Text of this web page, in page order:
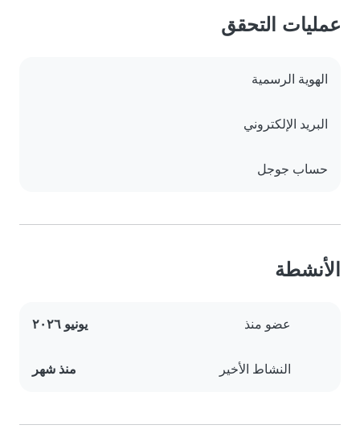
عمليات التحقق
الهوية الرسمية
البريد الإلكتروني
حساب جوجل
الأنشطة
عضو منذ يونيو ٢٠٢٦
النشاط الأخير منذ شهر